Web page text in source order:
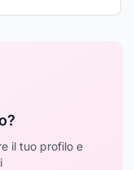
il tuo profilo e